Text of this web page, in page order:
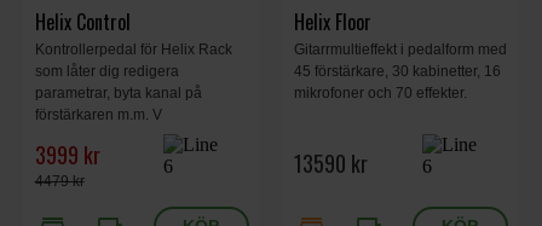
Helix Control
Kontrollerpedal för Helix Rack
som låter dig redigera
parametrar, byta kanal på
förstärkaren m.m. V
3999 kr
4479 kr
Helix Floor
Gitarrmultieffekt i pedalform med
45 förstärkare, 30 kabinetter, 16
mikrofoner och 70 effekter.
13590 kr